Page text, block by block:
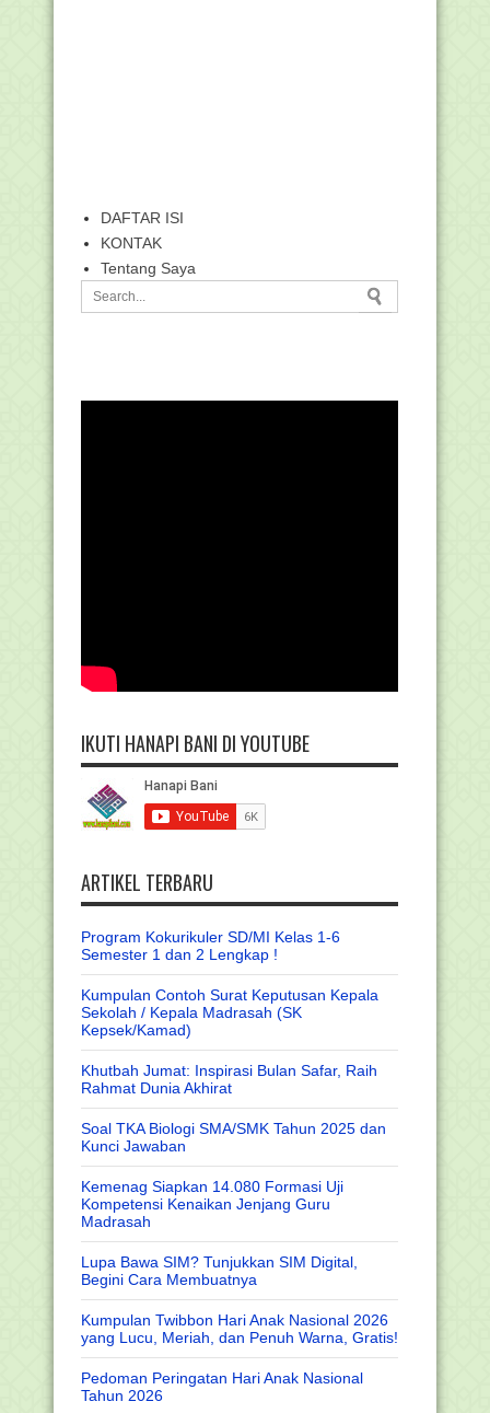
DAFTAR ISI
KONTAK
Tentang Saya
IKUTI HANAPI BANI DI YOUTUBE
ARTIKEL TERBARU
Program Kokurikuler SD/MI Kelas 1-6
Semester 1 dan 2 Lengkap !
Kumpulan Contoh Surat Keputusan Kepala
Sekolah / Kepala Madrasah (SK
Kepsek/Kamad)
Khutbah Jumat: Inspirasi Bulan Safar, Raih
Rahmat Dunia Akhirat
Soal TKA Biologi SMA/SMK Tahun 2025 dan
Kunci Jawaban
Kemenag Siapkan 14.080 Formasi Uji
Kompetensi Kenaikan Jenjang Guru
Madrasah
Lupa Bawa SIM? Tunjukkan SIM Digital,
Begini Cara Membuatnya
Kumpulan Twibbon Hari Anak Nasional 2026
yang Lucu, Meriah, dan Penuh Warna, Gratis!
Pedoman Peringatan Hari Anak Nasional
Tahun 2026